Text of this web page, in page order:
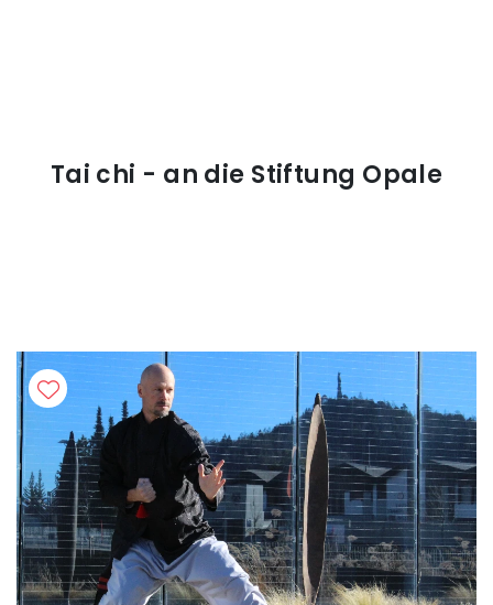
Tai chi - an die Stiftung Opale